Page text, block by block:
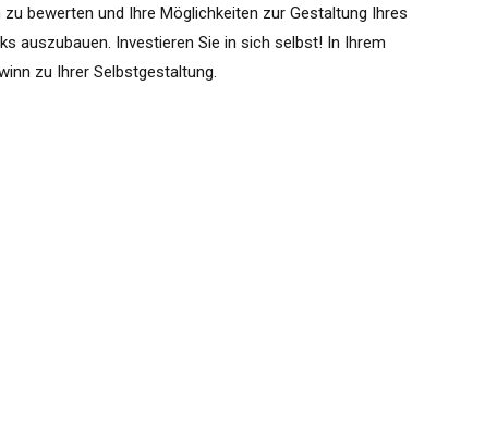
bewerten und Ihre Möglichkeiten zur Gestaltung Ihres
auszubauen. Investieren Sie in sich selbst! In Ihrem
zu Ihrer Selbstgestaltung.